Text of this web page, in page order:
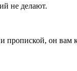
не делают.
пропиской, он вам